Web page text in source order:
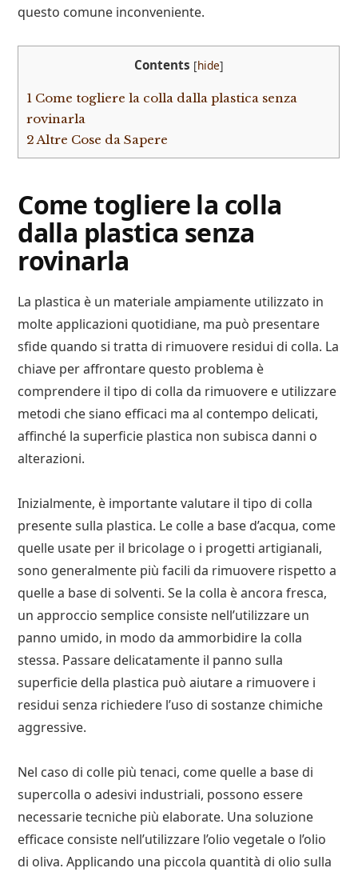
questo comune inconveniente.
Contents [hide]
1 Come togliere la colla dalla plastica senza
rovinarla
2 Altre Cose da Sapere
Come togliere la colla
dalla plastica senza
rovinarla
La plastica è un materiale ampiamente utilizzato in
molte applicazioni quotidiane, ma può presentare
sfide quando si tratta di rimuovere residui di colla. La
chiave per affrontare questo problema è
comprendere il tipo di colla da rimuovere e utilizzare
metodi che siano efficaci ma al contempo delicati,
affinché la superficie plastica non subisca danni o
alterazioni.
Inizialmente, è importante valutare il tipo di colla
presente sulla plastica. Le colle a base d’acqua, come
quelle usate per il bricolage o i progetti artigianali,
sono generalmente più facili da rimuovere rispetto a
quelle a base di solventi. Se la colla è ancora fresca,
un approccio semplice consiste nell’utilizzare un
panno umido, in modo da ammorbidire la colla
stessa. Passare delicatamente il panno sulla
superficie della plastica può aiutare a rimuovere i
residui senza richiedere l’uso di sostanze chimiche
aggressive.
Nel caso di colle più tenaci, come quelle a base di
supercolla o adesivi industriali, possono essere
necessarie tecniche più elaborate. Una soluzione
efficace consiste nell’utilizzare l’olio vegetale o l’olio
di oliva. Applicando una piccola quantità di olio sulla